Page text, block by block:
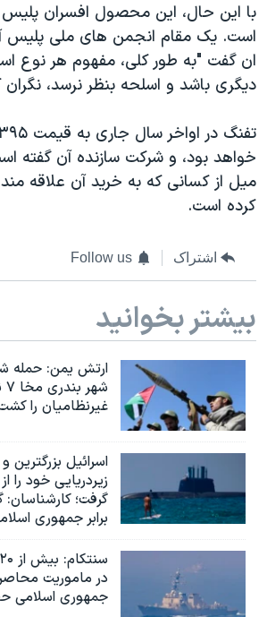
نرگس محمدی برنده جایزه نوبل صلح
همایش محافظه‌کاران آمریکا «سی‌پک»
صفحه‌های ویژه
با این حال، این محصول افسران پلیس
است. یک مقام انجمن های ملی پلیس
ان گفت "به طور کلی، مفهوم هر نوع
دیگری باشد و اسلحه بنظر نرسد،
میل از کسانی که به خرید آن علاقه
کرده است.
اشتراک Follow us
بیشتر بخوانید
ارتش یمن: حمله
غیرنظامیان را
اسرائيل بزرگترین
زیردریایی خود را
گرفت؛
برابر جمهوری
در ماموریت
جمهوری اسلامی